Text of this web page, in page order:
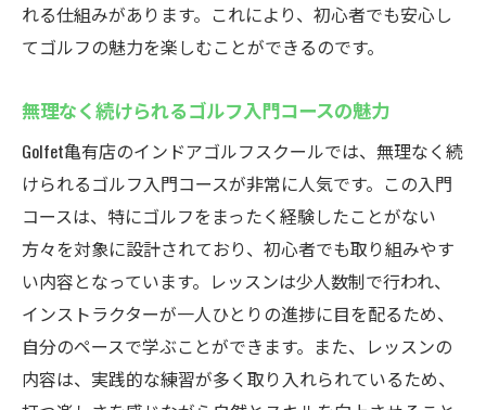
れる仕組みがあります。これにより、初心者でも安心し
てゴルフの魅力を楽しむことができるのです。
無理なく続けられるゴルフ入門コースの魅力
Golfet亀有店のインドアゴルフスクールでは、無理なく続
けられるゴルフ入門コースが非常に人気です。この入門
コースは、特にゴルフをまったく経験したことがない
方々を対象に設計されており、初心者でも取り組みやす
い内容となっています。レッスンは少人数制で行われ、
インストラクターが一人ひとりの進捗に目を配るため、
自分のペースで学ぶことができます。また、レッスンの
内容は、実践的な練習が多く取り入れられているため、